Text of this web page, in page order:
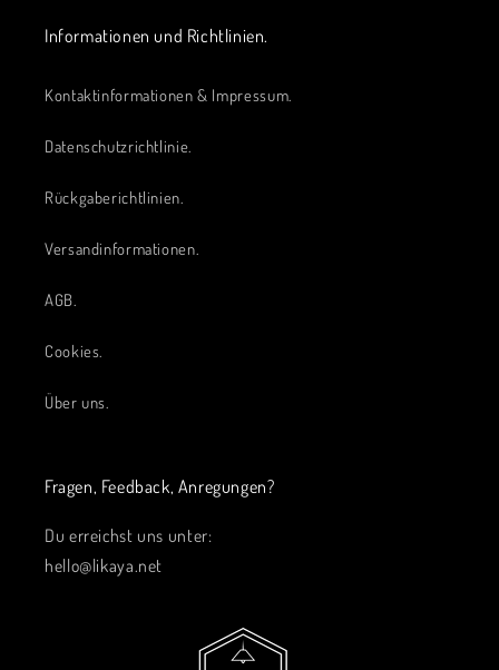
Informationen und Richtlinien.
Kontaktinformationen & Impressum.
Datenschutzrichtlinie.
Rückgaberichtlinien.
Versandinformationen.
AGB.
Cookies.
Über uns.
Fragen, Feedback, Anregungen?
Du erreichst uns unter:
hello@likaya.net